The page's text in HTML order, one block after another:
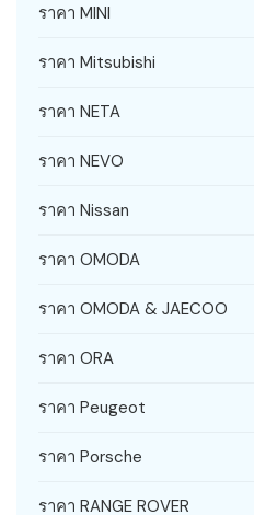
ราคา MINI
ราคา Mitsubishi
ราคา NETA
ราคา NEVO
ราคา Nissan
ราคา OMODA
ราคา OMODA & JAECOO
ราคา ORA
ราคา Peugeot
ราคา Porsche
ราคา RANGE ROVER